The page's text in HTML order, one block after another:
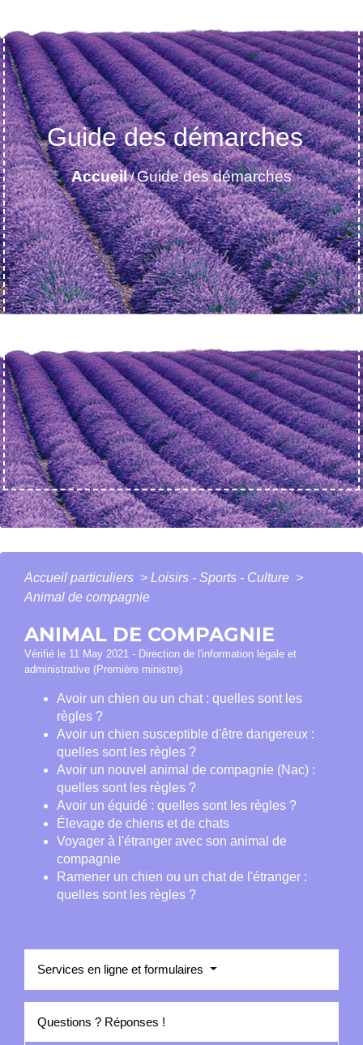
Guide des démarches
Accueil/Guide des démarches
Accueil particuliers > Loisirs - Sports - Culture >
Animal de compagnie
ANIMAL DE COMPAGNIE
Vérifié le 11 May 2021 - Direction de l'information légale et
administrative (Première ministre)
Avoir un chien ou un chat : quelles sont les
règles ?
Avoir un chien susceptible d'être dangereux :
quelles sont les règles ?
Avoir un nouvel animal de compagnie (Nac) :
quelles sont les règles ?
Avoir un équidé : quelles sont les règles ?
Élevage de chiens et de chats
Voyager à l'étranger avec son animal de
compagnie
Ramener un chien ou un chat de l'étranger :
quelles sont les règles ?
Services en ligne et formulaires
Questions ? Réponses !